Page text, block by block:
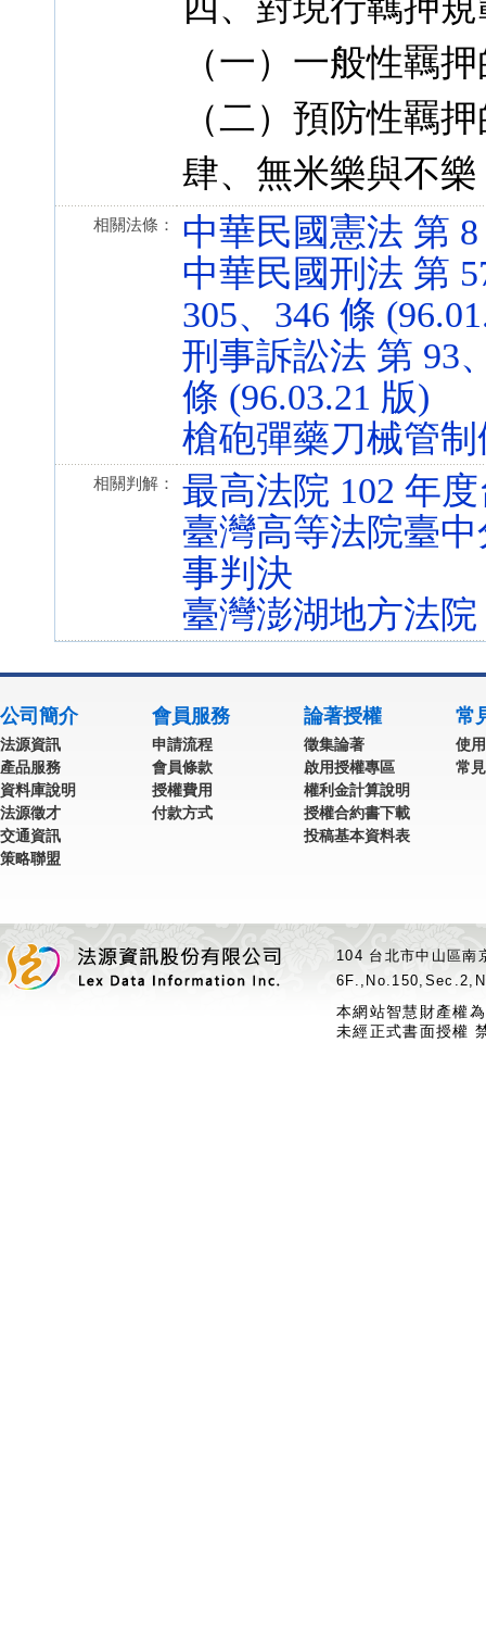
（一）一般性羈
（二）預防性羈
肆、無米樂與不樂
相關法條：
中華民國憲法 第 8
中華民國刑法 第
305、346 條
刑事訴訟法 第 93
條 (96.03.21 版)
槍砲彈藥刀械管制
相關判解：
最高法院 102 年
臺灣高等法院臺
事判決
臺灣澎湖地方法
公司簡介
法源資訊
產品服務
資料庫說明
法源徵才
交通資訊
策略聯盟
會員服務
申請流程
會員條款
授權費用
付款方式
論著授權
徵集論著
啟用授權專區
權利金計算說明
授權合約書下載
投稿基本資料表
常
使
常
104 台北市中山區
本網站智慧財產權
未經正式書面授權